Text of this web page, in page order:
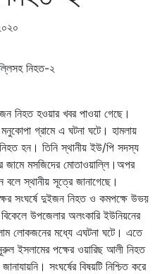
নিহত হওয়ার খবর পাওয়া গেছে।
গ্রামে এ ঘটনা ঘটে। হামলায়
হন। তিনি স্থানীয় ইউ/পি সদস্য
মসজিদের মোতাওয়াল্লি।অপর
স্থানীয় সূত্রে জানাগেছে।
সংঘর্ষে দুইজন নিহত ও কমপক্ষে উভয়
উপজেলার অলংকারি ইউনিয়নের
লোকজনের মধ্যে এঘটনা ঘটে। এতে
ইসলামের পক্ষের ওয়ারিছ আলী নিহত
সংঘর্ষের বিষয়টি নিশ্চিত করে